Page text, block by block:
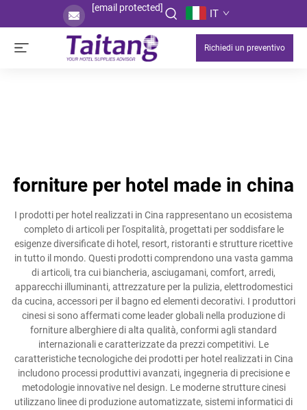
[email protected] IT
Richiedi un preventivo
forniture per hotel made in china
I prodotti per hotel realizzati in Cina rappresentano un ecosistema
completo di articoli per l'ospitalità, progettati per soddisfare le
esigenze diversificate di hotel, resort, ristoranti e strutture ricettive
in tutto il mondo. Questi prodotti comprendono una vasta gamma
di articoli, tra cui biancheria, asciugamani, comfort, arredi,
apparecchi illuminanti, attrezzature per la pulizia, elettrodomestici
da cucina, accessori per il bagno ed elementi decorativi. I produttori
cinesi si sono affermati come leader globali nella produzione di
forniture alberghiere di alta qualità, conformi agli standard
internazionali e caratterizzate da prezzi competitivi. Le
caratteristiche tecnologiche dei prodotti per hotel realizzati in Cina
includono processi produttivi avanzati, ingegneria di precisione e
metodologie innovative nel design. Le moderne strutture cinesi
utilizzano linee di produzione automatizzate, sistemi informatici di